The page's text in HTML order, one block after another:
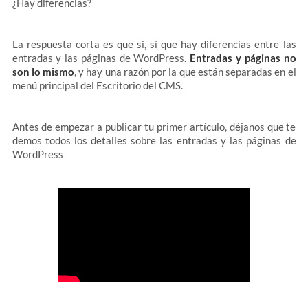
¿Hay diferencias?
La respuesta corta es que si, sí que hay diferencias entre las
entradas y las páginas de WordPress. Entradas y páginas no
son lo mismo, y hay una razón por la que están separadas en el
menú principal del Escritorio del CMS.
Antes de empezar a publicar tu primer artículo, déjanos que te
demos todos los detalles sobre las entradas y las páginas de
WordPress